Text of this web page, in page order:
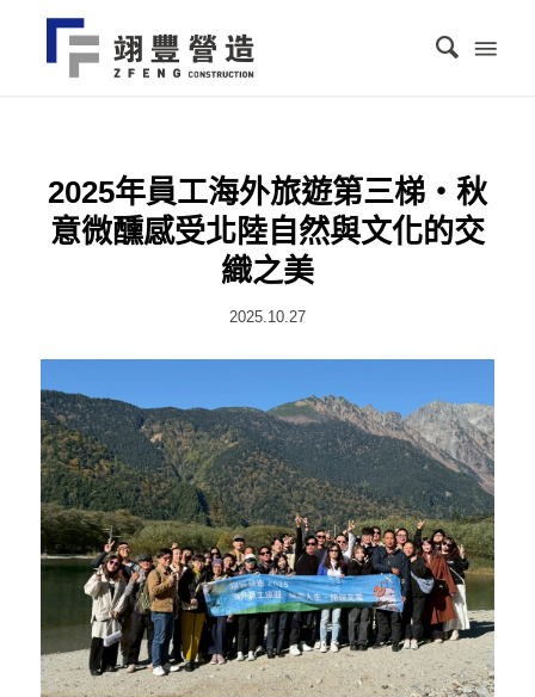
2025年員工海外旅遊第三梯・秋
意微醺感受北陸自然與文化的交
織之美
2025.10.27